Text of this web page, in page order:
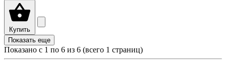
Купить
Показать еще
Показано с 1 по 6 из 6 (всего 1 страниц)